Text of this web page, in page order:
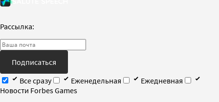
Рассылка:
Подписаться
Все сразу
Еженедельная
Ежедневная
Новости Forbes Games